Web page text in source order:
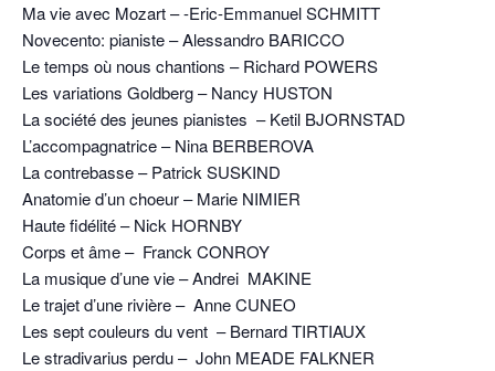
Ma vie avec Mozart – -Eric-Emmanuel SCHMITT
Novecento: pianiste – Alessandro BARICCO
Le temps où nous chantions – Richard POWERS
Les variations Goldberg – Nancy HUSTON
La société des jeunes pianistes – Ketil BJORNSTAD
L’accompagnatrice – Nina BERBEROVA
La contrebasse – Patrick SUSKIND
Anatomie d’un choeur – Marie NIMIER
Haute fidélité – Nick HORNBY
Corps et âme – Franck CONROY
La musique d’une vie – Andrei MAKINE
Le trajet d’une rivière – Anne CUNEO
Les sept couleurs du vent – Bernard TIRTIAUX
Le stradivarius perdu – John MEADE FALKNER